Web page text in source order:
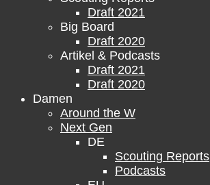
Draft 2021
Big Board
Draft 2020
Artikel & Podcasts
Draft 2021
Draft 2020
Damen
Around the W
Next Gen
DE
Scouting Reports
Podcasts